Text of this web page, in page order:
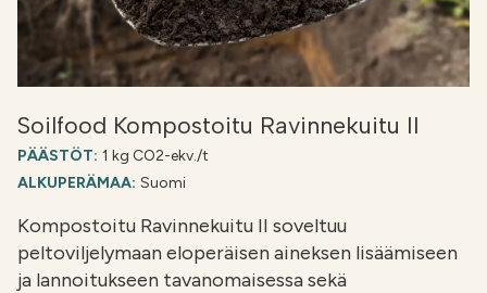
Soilfood Kompostoitu Ravinnekuitu II
PÄÄSTÖT: 1 kg CO2-ekv./t
ALKUPERÄMAA: Suomi
Kompostoitu Ravinnekuitu II soveltuu
peltoviljelymaan eloperäisen aineksen lisäämiseen
ja lannoitukseen tavanomaisessa sekä